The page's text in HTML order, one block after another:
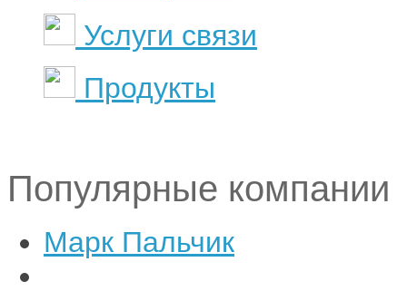
Услуги связи
Продукты
Популярные компании
Марк Пальчик